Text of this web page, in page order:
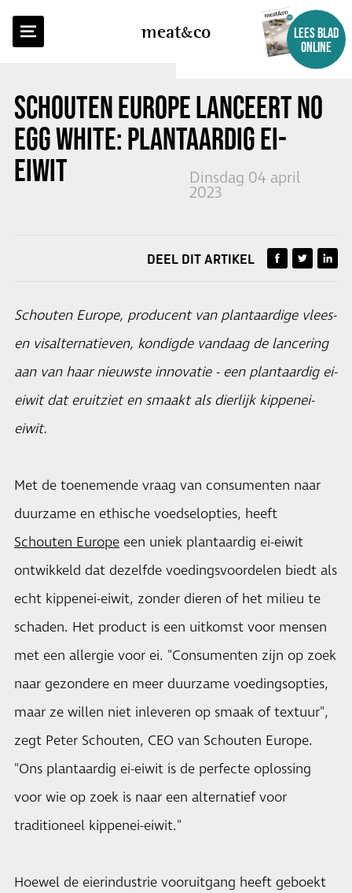
meatco
LEES BLAD
ONLINE
SCHOUTEN EUROPE LANCEERT NO
EGG WHITE: PLANTAARDIG EI-
EIWIT
Dinsdag 04 april
2023
TERUG NAAR OVERZICHT
DEEL DIT ARTIKEL
Schouten Europe, producent van plantaardige vlees-
en visalternatieven, kondigde vandaag de lancering
aan van haar nieuwste innovatie - een plantaardig ei-
eiwit dat eruitziet en smaakt als dierlijk kippenei-
eiwit.
Met de toenemende vraag van consumenten naar
duurzame en ethische voedselopties, heeft
Schouten Europe een uniek plantaardig ei-eiwit
ontwikkeld dat dezelfde voedingsvoordelen biedt als
echt kippenei-eiwit, zonder dieren of het milieu te
schaden. Het product is een uitkomst voor mensen
met een allergie voor ei. "Consumenten zijn op zoek
naar gezondere en meer duurzame voedingsopties,
maar ze willen niet inleveren op smaak of textuur",
zegt Peter Schouten, CEO van Schouten Europe.
"Ons plantaardig ei-eiwit is de perfecte oplossing
voor wie op zoek is naar een alternatief voor
traditioneel kippenei-eiwit."
Hoewel de eierindustrie vooruitgang heeft geboekt